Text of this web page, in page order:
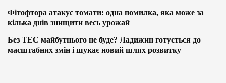
Фітофтора атакує томати: одна помилка, яка може за
кілька днів знищити весь урожай
Без ТЕС майбутнього не буде? Ладижин готується до
масштабних змін і шукає новий шлях розвитку